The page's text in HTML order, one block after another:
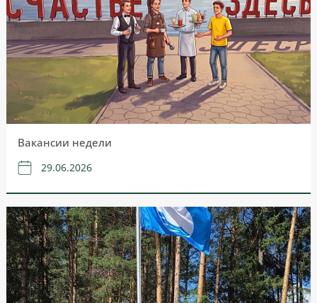
Вакансии недели
29.06.2026